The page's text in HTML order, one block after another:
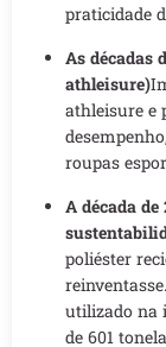
praticidade
As décadas
athleisure)
athleisure e
roupas
A década
poliéster
utilizado na
de 601